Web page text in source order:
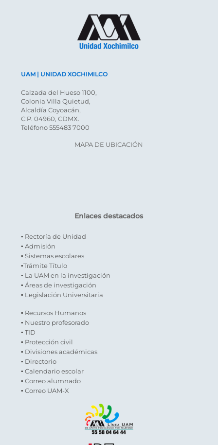
UAM | UNIDAD XOCHIMILCO
Calzada del Hueso 1100,
Colonia Villa Quietud,
Alcaldía Coyoacán,
C.P. 04960, CDMX.
Teléfono 555483 7000
MAPA DE UBICACIÓN
Enlaces destacados
▪ Rectoría de Unidad
▪ Admisión
▪ Sistemas escolares
▪Trámite Título
▪ La UAM en la investigación
▪ Áreas de investigación
▪ Legislación Universitaria
▪ Recursos Humanos
▪ Nuestro profesorado
▪ TID
▪ Protección civil
▪ Divisiones académicas
▪ Directorio
▪ Calendario escolar
▪ Correo alumnado
▪ Correo UAM-X